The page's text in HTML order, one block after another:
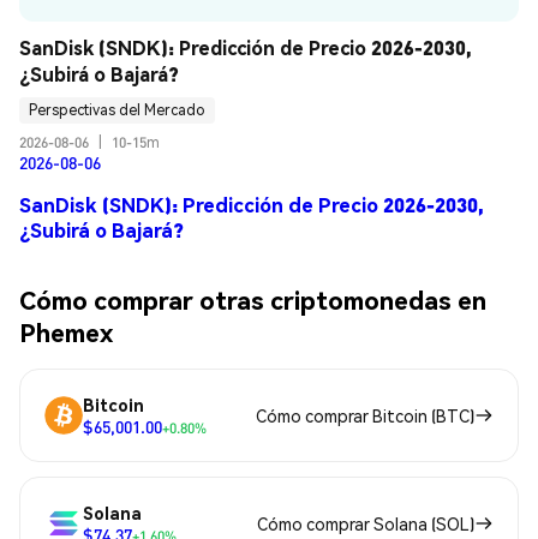
SanDisk (SNDK): Predicción de Precio 2026-2030,
¿Subirá o Bajará?
Perspectivas del Mercado
2026-08-06
10-15m
2026-08-06
SanDisk (SNDK): Predicción de Precio 2026-2030,
¿Subirá o Bajará?
Cómo comprar otras criptomonedas en
Phemex
Bitcoin
$65,001.00+0.80%
Cómo comprar Bitcoin (BTC)
Solana
$74.37
Cómo comprar Solana (SOL)